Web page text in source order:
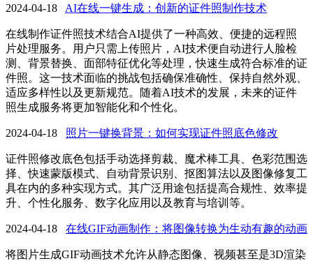
2024-04-18 AI在线一键生成：创新的证件照制作技术
在线制作证件照技术结合AI提供了一种高效、便捷的远程照
片处理服务。用户只需上传照片，AI技术便自动进行人脸检
测、背景替换、面部特征优化等处理，快速生成符合标准的证
件照。这一技术面临的挑战包括确保准确性、保持自然外观、
适应多样性以及更新规范。随着AI技术的发展，未来的证件
照生成服务将更加智能化和个性化。
2024-04-18 照片一键换背景：如何实现证件照底色修改
证件照修改底色包括手动选择剪裁、魔术棒工具、色彩范围选
择、快速蒙版模式、自动背景识别、抠图算法以及图像修复工
具在内的多种实现方式。其广泛用途包括提高合规性、效率提
升、个性化服务、数字化应用以及教育与培训等。
2024-04-18 在线GIF动画制作：将图像转换为生动有趣的动画
将图片生成GIF动画技术允许从静态图像、视频甚至是3D渲染